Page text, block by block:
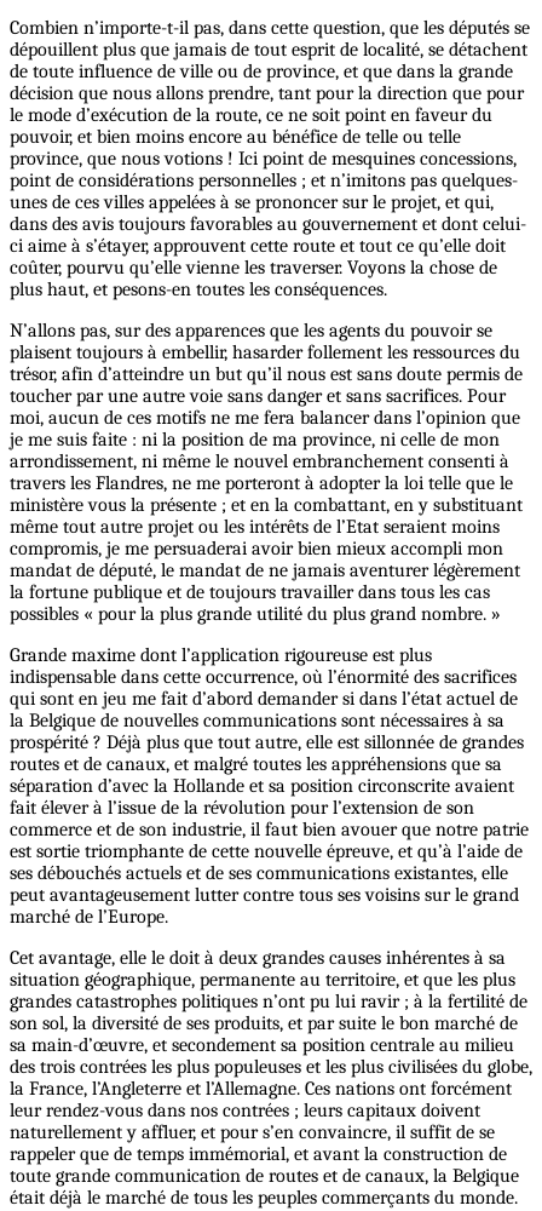
Combien n’importe-t-il pas, dans cette question, que les députés se
dépouillent plus que jamais de tout esprit de localité, se détachent
de toute influence de ville ou de province, et que dans la grande
décision que nous allons prendre, tant pour la direction que pour
le mode d’exécution de la route, ce ne soit point en faveur du
pouvoir, et bien moins encore au bénéfice de telle ou telle
province, que nous votions ! Ici point de mesquines concessions,
point de considérations personnelles ; et n’imitons pas quelques-
unes de ces villes appelées à se prononcer sur le projet, et qui,
dans des avis toujours favorables au gouvernement et dont celui-
ci aime à s’étayer, approuvent cette route et tout ce qu’elle doit
coûter, pourvu qu’elle vienne les traverser. Voyons la chose de
plus haut, et pesons-en toutes les conséquences.
N’allons pas, sur des apparences que les agents du pouvoir se
plaisent toujours à embellir, hasarder follement les ressources du
trésor, afin d’atteindre un but qu’il nous est sans doute permis de
toucher par une autre voie sans danger et sans sacrifices. Pour
moi, aucun de ces motifs ne me fera balancer dans l’opinion que
je me suis faite : ni la position de ma province, ni celle de mon
arrondissement, ni même le nouvel embranchement consenti à
travers les Flandres, ne me porteront à adopter la loi telle que le
ministère vous la présente ; et en la combattant, en y substituant
même tout autre projet ou les intérêts de l’Etat seraient moins
compromis, je me persuaderai avoir bien mieux accompli mon
mandat de député, le mandat de ne jamais aventurer légèrement
la fortune publique et de toujours travailler dans tous les cas
possibles « pour la plus grande utilité du plus grand nombre. »
Grande maxime dont l’application rigoureuse est plus
indispensable dans cette occurrence, où l’énormité des sacrifices
qui sont en jeu me fait d’abord demander si dans l’état actuel de
la Belgique de nouvelles communications sont nécessaires à sa
prospérité ? Déjà plus que tout autre, elle est sillonnée de grandes
routes et de canaux, et malgré toutes les appréhensions que sa
séparation d’avec la Hollande et sa position circonscrite avaient
fait élever à l’issue de la révolution pour l’extension de son
commerce et de son industrie, il faut bien avouer que notre patrie
est sortie triomphante de cette nouvelle épreuve, et qu’à l’aide de
ses débouchés actuels et de ses communications existantes, elle
peut avantageusement lutter contre tous ses voisins sur le grand
marché de l’Europe.
Cet avantage, elle le doit à deux grandes causes inhérentes à sa
situation géographique, permanente au territoire, et que les plus
grandes catastrophes politiques n’ont pu lui ravir ; à la fertilité de
son sol, la diversité de ses produits, et par suite le bon marché de
sa main-d’œuvre, et secondement sa position centrale au milieu
des trois contrées les plus populeuses et les plus civilisées du globe,
la France, l’Angleterre et l’Allemagne. Ces nations ont forcément
leur rendez-vous dans nos contrées ; leurs capitaux doivent
naturellement y affluer, et pour s’en convaincre, il suffit de se
rappeler que de temps immémorial, et avant la construction de
toute grande communication de routes et de canaux, la Belgique
était déjà le marché de tous les peuples commerçants du monde.